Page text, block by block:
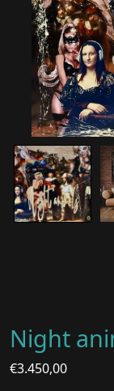
Night
€3.450,00